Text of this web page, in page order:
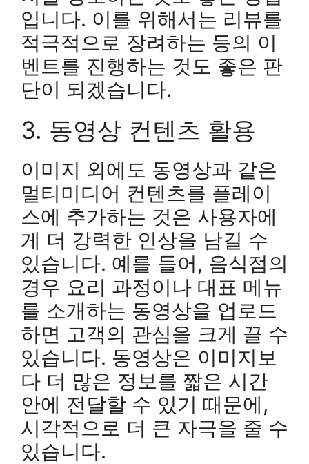
입니다. 이를 위해서는 리뷰를
적극적으로 장려하는 등의 이
벤트를 진행하는 것도 좋은 판
단이 되겠습니다.
3. 동영상 컨텐츠 활용
이미지 외에도 동영상과 같은
멀티미디어 컨텐츠를 플레이
스에 추가하는 것은 사용자에
게 더 강력한 인상을 남길 수
있습니다. 예를 들어, 음식점의
경우 요리 과정이나 대표 메뉴
를 소개하는 동영상을 업로드
하면 고객의 관심을 크게 끌 수
있습니다. 동영상은 이미지보
다 더 많은 정보를 짧은 시간
안에 전달할 수 있기 때문에,
시각적으로 더 큰 자극을 줄 수
있습니다.